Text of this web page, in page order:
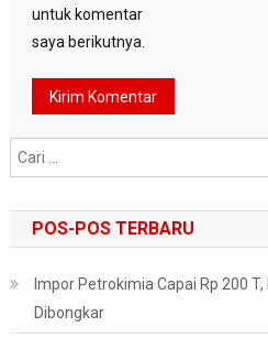
untuk komentar
saya berikutnya.
POS-POS TERBARU
Impor Petrokimia Capai Rp 200
Dibongkar